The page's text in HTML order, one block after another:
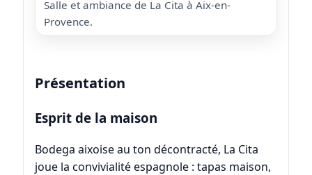
Salle et ambiance de La Cita à Aix-en-
Provence.
Présentation
Esprit de la maison
Bodega aixoise au ton décontracté, La Cita
joue la convivialité espagnole : tapas maison,